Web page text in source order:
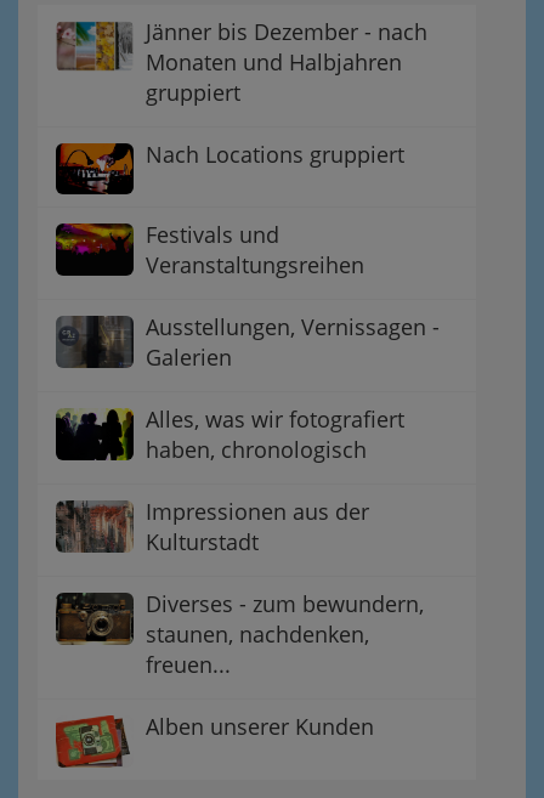
Jänner bis Dezember - nach
Monaten und Halbjahren
gruppiert
Nach Locations gruppiert
Festivals und
Veranstaltungsreihen
Ausstellungen, Vernissagen -
Galerien
Alles, was wir fotografiert
haben, chronologisch
Impressionen aus der
Kulturstadt
Diverses - zum bewundern,
staunen, nachdenken,
freuen...
Alben unserer Kunden